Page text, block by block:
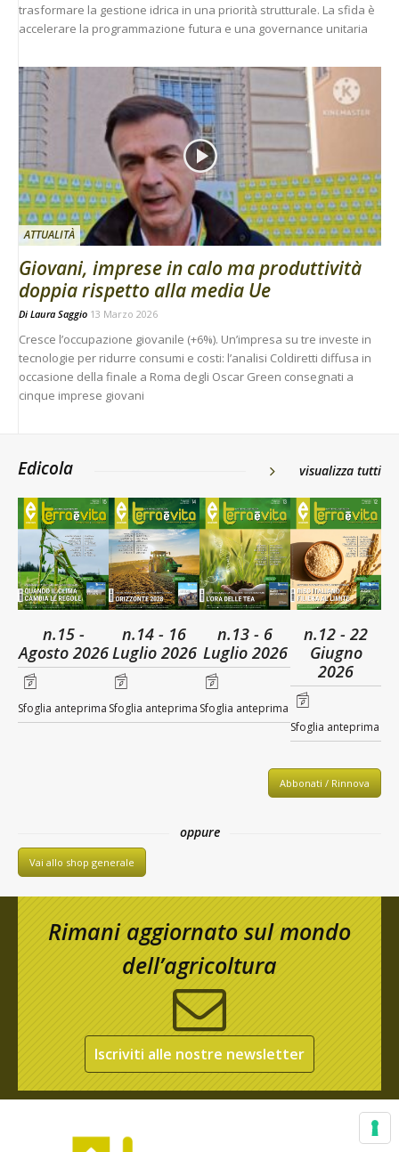
trasformare la gestione idrica in una priorità strutturale. La sfida è
accelerare la programmazione futura e una governance unitaria
ATTUALITÀ
Giovani, imprese in calo ma produttività
doppia rispetto alla media Ue
Di Laura Saggio 13 Marzo 2026
Cresce l’occupazione giovanile (+6%). Un’impresa su tre investe in
tecnologie per ridurre consumi e costi: l’analisi Coldiretti diffusa in
occasione della finale a Roma degli Oscar Green consegnati a
cinque imprese giovani
Edicola visualizza tutti
n.15 -
Agosto 2026
Sfoglia anteprima
n.14 - 16
Luglio 2026
Sfoglia anteprima
n.13 - 6
Luglio 2026
Sfoglia anteprima
n.12 - 22
Giugno
2026
Sfoglia anteprima
Abbonati / Rinnova
oppure
Vai allo shop generale
Rimani aggiornato sul mondo
dell’agricoltura
Iscriviti alle nostre newsletter